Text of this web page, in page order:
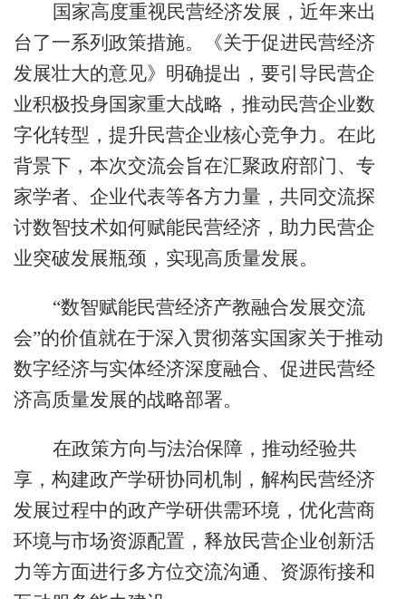
国家高度重视民营经济发展，近年来出
台了一系列政策措施。《关于促进民营经济
发展壮大的意见》明确提出，要引导民营企
业积极投身国家重大战略，推动民营企业数
字化转型，提升民营企业核心竞争力。在此
背景下，本次交流会旨在汇聚政府部门、专
家学者、企业代表等各方力量，共同交流探
讨数智技术如何赋能民营经济，助力民营企
业突破发展瓶颈，实现高质量发展。
“数智赋能民营经济产教融合发展交流
会”的价值就在于深入贯彻落实国家关于推动
数字经济与实体经济深度融合、促进民营经
济高质量发展的战略部署。
在政策方向与法治保障，推动经验共
享，构建政产学研协同机制，解构民营经济
发展过程中的政产学研供需环境，优化营商
环境与市场资源配置，释放民营企业创新活
力等方面进行多方位交流沟通、资源衔接和